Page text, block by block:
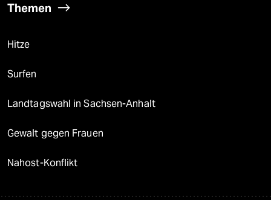
Themen
Hitze
Surfen
Landtagswahl in Sachsen-Anhalt
Gewalt gegen Frauen
Nahost-Konflikt